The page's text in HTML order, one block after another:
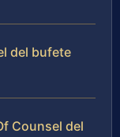
del bufete
Counsel del